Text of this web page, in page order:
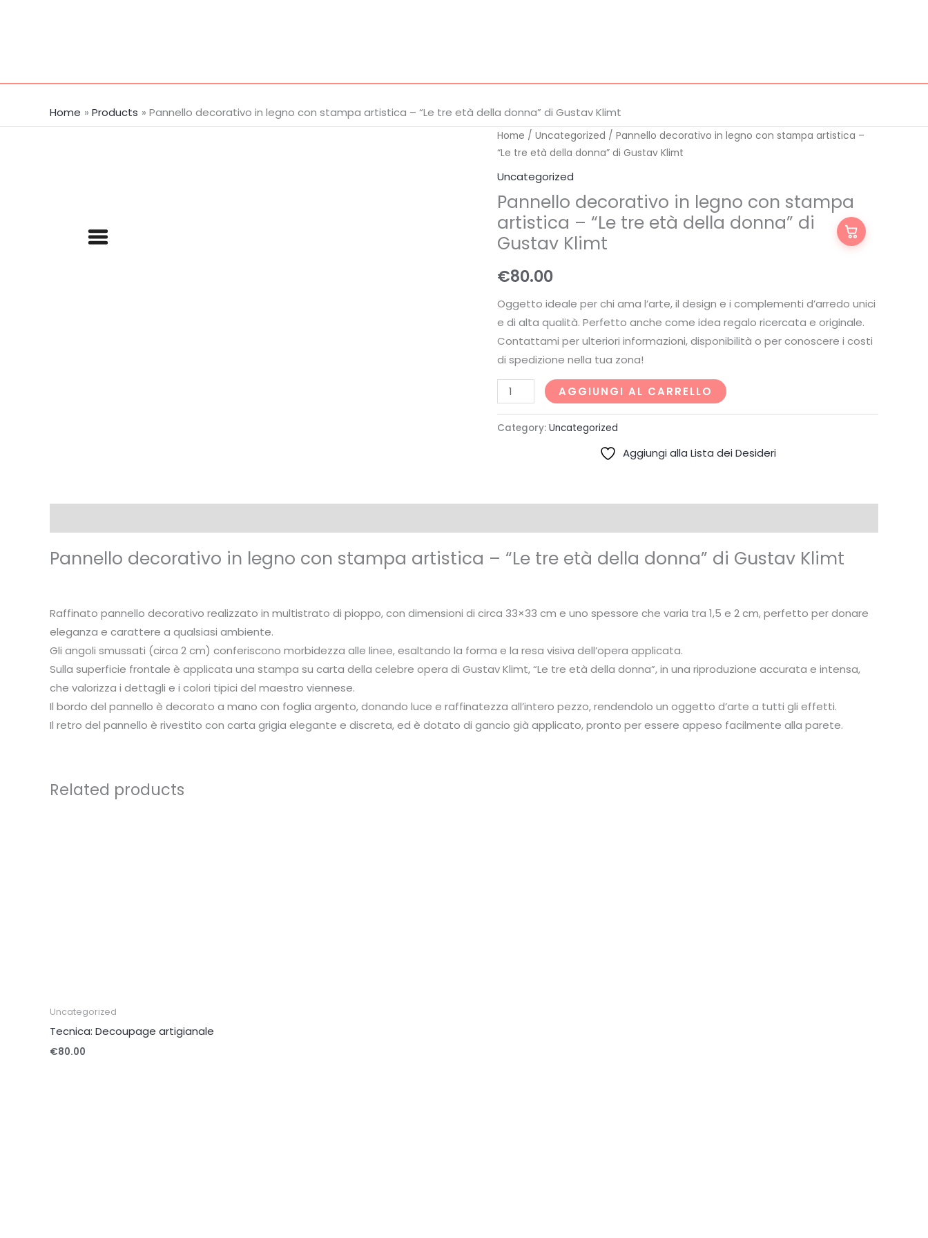
Home Products Pannello decorativo in legno con stampa artistica – “Le tre età della donna” di Gustav Klimt
Home / Uncategorized / Pannello decorativo in legno con stampa artistica –
“Le tre età della donna” di Gustav Klimt
Uncategorized
Pannello decorativo in legno con stampa
artistica – “Le tre età della donna” di
Gustav Klimt
€80.00
Oggetto ideale per chi ama l’arte, il design e i complementi d’arredo unici
e di alta qualità. Perfetto anche come idea regalo ricercata e originale.
Contattami per ulteriori informazioni, disponibilità o per conoscere i costi
di spedizione nella tua zona!
Pannello
decorativo
in
con
stampa
artistica
"Le
tre
età
della
donna"
di
Gustav
Klimt
quantity
AGGIUNGI AL CARRELLO
Category: Uncategorized
Aggiungi alla Lista dei Desideri
Pannello decorativo in legno con stampa artistica – “Le tre età della donna” di Gustav Klimt
Raffinato pannello decorativo realizzato in multistrato di pioppo, con dimensioni di circa 33×33 cm e uno spessore che varia tra 1,5 e 2 cm, perfetto per donare
eleganza e carattere a qualsiasi ambiente.
Gli angoli smussati (circa 2 cm) conferiscono morbidezza alle linee, esaltando la forma e la resa visiva dell’opera applicata.
Sulla superficie frontale è applicata una stampa su carta della celebre opera di Gustav Klimt, “Le tre età della donna”, in una riproduzione accurata e intensa,
che valorizza i dettagli e i colori tipici del maestro viennese.
Il bordo del pannello è decorato a mano con foglia argento, donando luce e raffinatezza all’intero pezzo, rendendolo un oggetto d’arte a tutti gli effetti.
Il retro del pannello è rivestito con carta grigia elegante e discreta, ed è dotato di gancio già applicato, pronto per essere appeso facilmente alla parete.
Related products
Uncategorized
Tecnica: Decoupage artigianale
€80.00